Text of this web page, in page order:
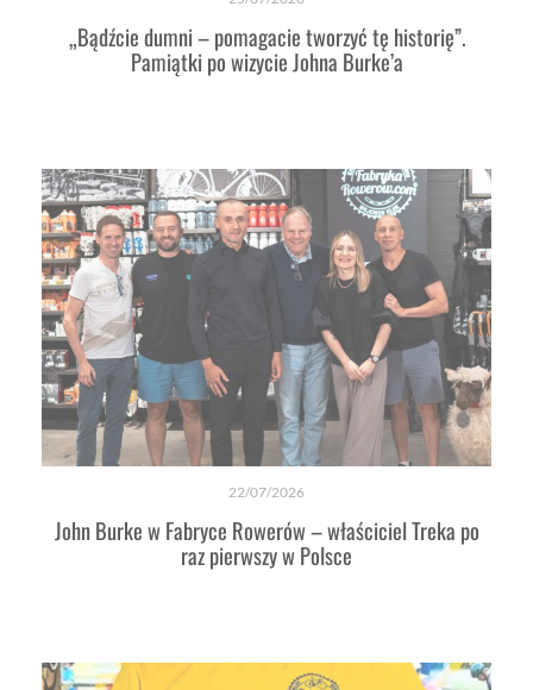
„Bądźcie dumni – pomagacie tworzyć tę historię”.
Pamiątki po wizycie Johna Burke’a
22/07/2026
John Burke w Fabryce Rowerów – właściciel Treka po
raz pierwszy w Polsce